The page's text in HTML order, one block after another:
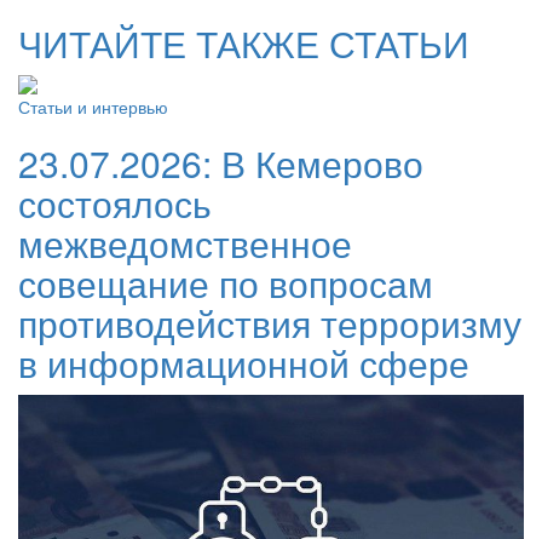
ЧИТАЙТЕ ТАКЖЕ СТАТЬИ
Статьи и интервью
23.07.2026: В Кемерово
состоялось
межведомственное
совещание по вопросам
противодействия терроризму
в информационной сфере